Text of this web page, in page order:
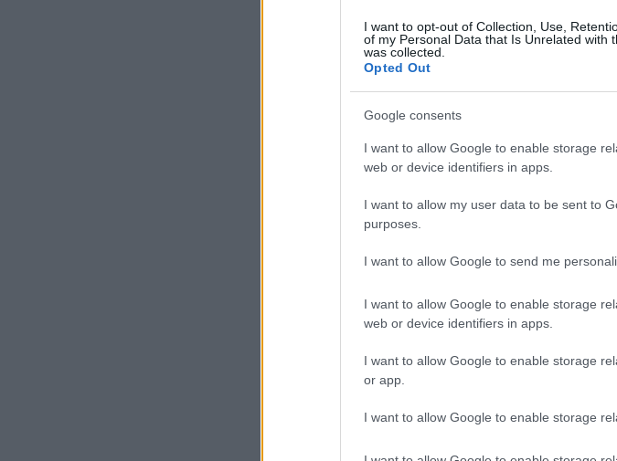
I want to opt-out of Collection, Use,
of my Personal Data that Is Unrelated with
was collected.
Opted Out
Google consents
I want to allow Google to enable storage
web or device identifiers in apps.
I want to allow my user data to be sent to
purposes.
I want to allow Google to send me
I want to allow Google to enable storage
web or device identifiers in apps.
I want to allow Google to enable storage
or app.
I want to allow Google to enable storage